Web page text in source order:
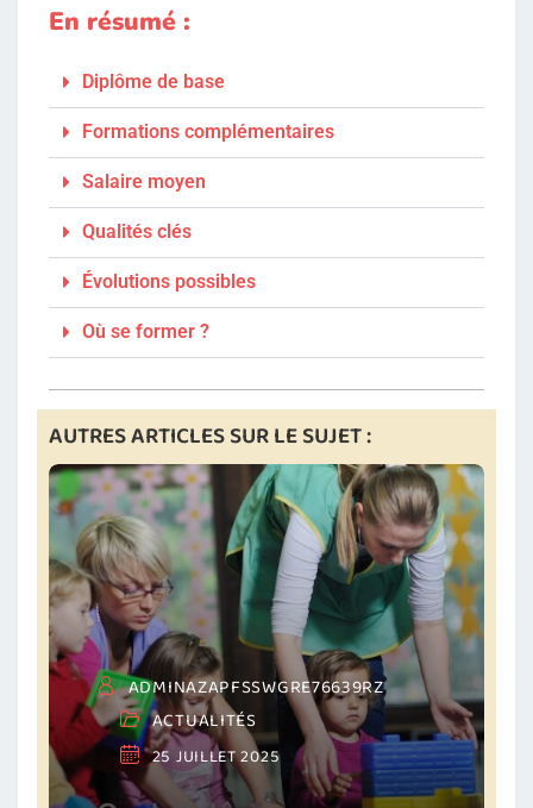
En résumé :
Diplôme de base
Formations complémentaires
Salaire moyen
Qualités clés
Évolutions possibles
Où se former ?
AUTRES ARTICLES SUR LE SUJET :
ADMINAZAPFSSWGRE76639RZ
ACTUALITÉS
25 JUILLET 2025